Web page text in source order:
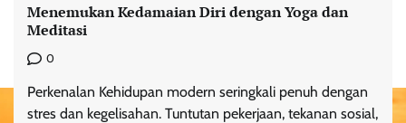
Menemukan Kedamaian Diri dengan Yoga dan
Meditasi
0
Perkenalan Kehidupan modern seringkali penuh dengan
stres dan kegelisahan. Tuntutan pekerjaan, tekanan sosial,